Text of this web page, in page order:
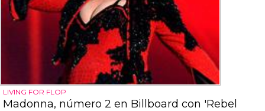
LIVING FOR FLOP
Madonna, número 2 en Billboard con 'Rebel